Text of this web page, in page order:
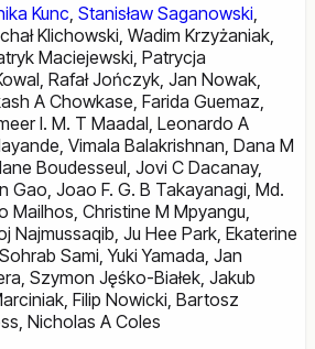
Kunc Stanisław Saganowski
Klichowski Wadim Krzyżaniak
Maciejewski Patrycja
Rafał Jończyk Jan Nowak
A Chowkase Farida Guemaz
I. M. T Maadal Leonardo A
Vimala Balakrishnan Dana M
Boudesseul Jovi C Dacanay,
Gao Joao F. G. B Takayanagi Md.
Mailhos Christine M Mpyangu
Najmussaqib Ju Hee Park Ekaterine
Sohrab Sami ,Yuki Yamada Jan
Szymon Jęśko-Białek Jakub
Filip Nowicki Bartosz
Nicholas A Coles